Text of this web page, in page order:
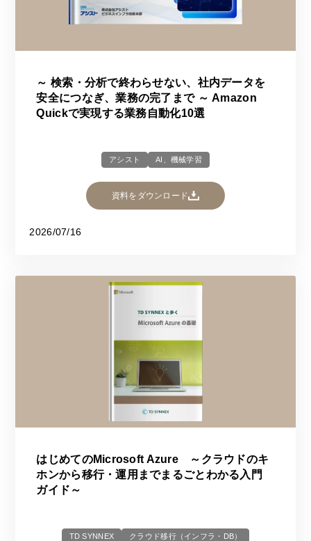
～ 検索・分析で終わらせない、社内データを
安全につなぎ、業務の完了まで ～ Amazon
Quickで実現する業務自動化10選
アシスト AI、機械学習
資料をダウンロード
2026/07/16
はじめてのMicrosoft Azure ～クラウドのキ
ホンから移行・運用までまるごとわかる入門
ガイド～
TD SYNNEX クラウド移行（インフラ・DB）